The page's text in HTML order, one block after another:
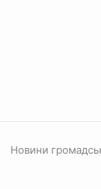
Новини